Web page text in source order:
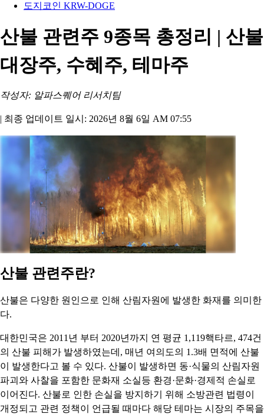
도지코인 KRW-DOGE
산불 관련주 9종목 총정리 | 산불
대장주, 수혜주, 테마주
작성자: 알파스퀘어 리서치팀
| 최종 업데이트 일시: 2026년 8월 6일 AM 07:55
산불 관련주란?
산불은 다양한 원인으로 인해 산림자원에 발생한 화재를 의미한
다.
대한민국은 2011년 부터 2020년까지 연 평균 1,119핵타르, 474건
의 산불 피해가 발생하였는데, 매년 여의도의 1.3배 면적에 산불
이 발생한다고 볼 수 있다. 산불이 발생하면 동·식물의 산림자원
파괴와 사찰을 포함한 문화재 소실등 환경·문화·경제적 손실로
이어진다. 산불로 인한 손실을 방지하기 위해 소방관련 법령이
개정되고 관련 정책이 언급될 때마다 해당 테마는 시장의 주목을